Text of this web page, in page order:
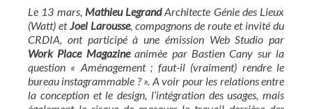
Le 13 mars, Mathieu LegrandArchitecte Génie des Lieux
(Watt) etJoel Larousse, compagnons de route et invité du
CRDIA, ont participé à une émission Web Studio par
Work Place Magazineanimée par Bastien Cany sur la
question « Aménagement ; faut-il (vraiment) rendre le
bureau instagrammable ? ». A voir pour les relations entre
la conception et le design, l’intégration des usages, mais